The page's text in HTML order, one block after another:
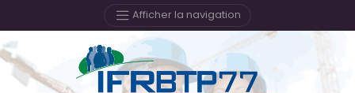
Afficher la navigation